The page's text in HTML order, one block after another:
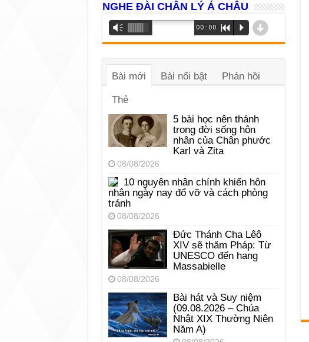
NGHE ĐÀI CHÂN LÝ Á CHÂU
Trình
phát
âm
Vm 00:00 R P d
Bài mới Bài nổi bật Phản hồi
Thẻ
5 bài học nên thánh
trong đời sống hôn
nhân của Chân phước
Karl và Zita
08/08/2026
10 nguyên nhân chính khiến hôn
nhân ngày nay đổ vỡ và cách phòng
tránh
08/08/2026
Đức Thánh Cha Lêô
XIV sẽ thăm Pháp: Từ
UNESCO đến hang
Massabielle
08/08/2026
Bài hát và Suy niệm
(09.08.2026 – Chúa
Nhật XIX Thường Niên
Năm A)